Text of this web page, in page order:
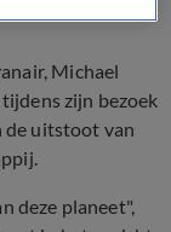
Michael
zijn bezoek
de uitstoot van
deze planeet",